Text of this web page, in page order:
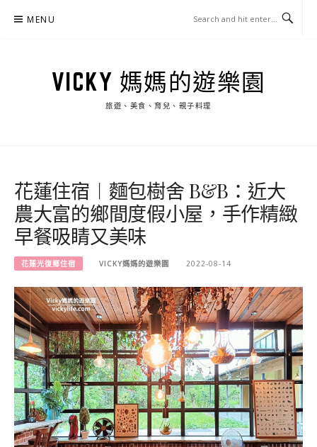
MENU
VICKY 媽媽的遊樂園
旅遊、美食、育兒、親子料理
花蓮住宿︱麵包樹舍 B&B：近大
農大富的鄉間度假小屋，手作精緻
早餐吸睛又美味
花蓮光復鄉住宿 VICKY媽媽的遊樂園 2022-08-14